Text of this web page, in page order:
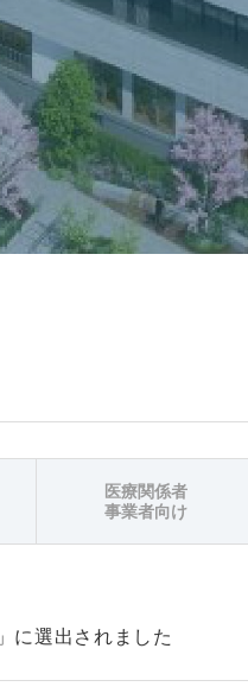
医療関係者
事業者向け
に選出されました